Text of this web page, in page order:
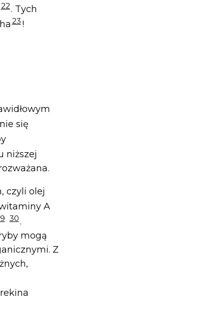
22. Tych
23 !
się
niższej
czyli olej
A
30.
mogą
Z